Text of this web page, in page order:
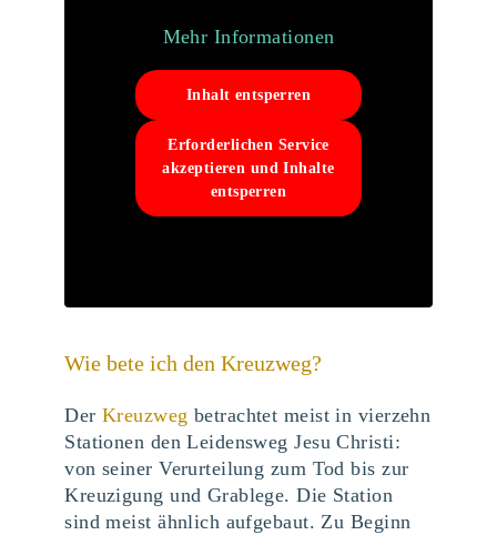
Mehr Informationen
Inhalt entsperren
Erforderlichen Service
akzeptieren und Inhalte
entsperren
Wie bete ich den Kreuzweg?
Der Kreuzweg betrachtet meist in vierzehn
Stationen den Leidensweg Jesu Christi:
von seiner Verurteilung zum Tod bis zur
Kreuzigung und Grablege. Die Station
sind meist ähnlich aufgebaut. Zu Beginn